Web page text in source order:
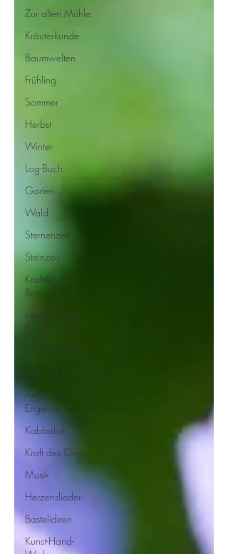
Zur alten Mühle
Kräuterkunde
Baumwelten
Frühling
Sommer
Herbst
Winter
Log-Buch
Garten
Wald
Sternenzeit
Steinzeit
Krafttier -
Botschaften
Lebensleichte
Ernährung
Naturkosmetik
Chakralehre
Angelart -
Engelwelt
Kabbalah
Kraft des Ortes
Musik
Herzenslieder
Bastelideen
Kunst-Hand-